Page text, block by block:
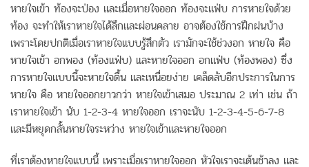
หายใจเข้า ท้องจะป่อง และเมื่อหายใจออก ท้องจะแฟ่บ การหายใจด้วย
ท้อง จะทำให้เราหายใจได้ลึกและผ่อนคลาย อาจต้องใช้การฝึกฝนบ้าง
เพราะโดยปกติเมื่อเราหายใจแบบรู้สึกตัว เรามักจะใช้ช่วงอก หายใจ คือ
หายใจเข้า อกพอง (ท้องแฟ่บ) และหายใจออก อกแฟ่บ (ท้องพอง) ซึ่ง
การหายใจแบบนี้จะหายใจตื้น และเหนื่อยง่าย เคล็ดลับอีกประการในการ
หายใจ คือ หายใจออกยาวกว่า หายใจเข้าเสมอ ประมาณ 2 เท่า เช่น ถ้า
เราหายใจเข้า นับ 1-2-3-4 หายใจออก เราจะนับ 1-2-3-4-5-6-7-8
และมีหยุดกลั้นหายใจระหว่าง หายใจเข้าและหายใจออก
ที่เราต้องหายใจแบบนี้ เพราะเมื่อเราหายใจออก หัวใจเราจะเต้นช้าลง และ